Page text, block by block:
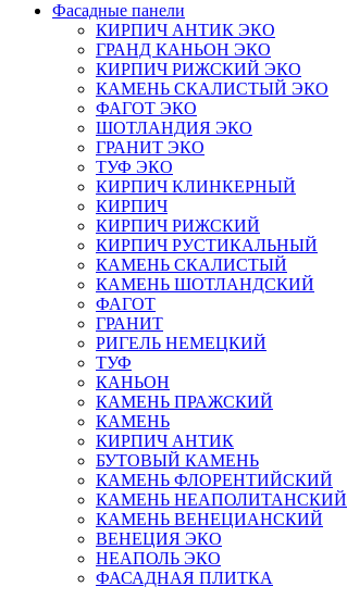
Фасадные панели
КИРПИЧ АНТИК ЭКО
ГРАНД КАНЬОН ЭКО
КИРПИЧ РИЖСКИЙ ЭКО
КАМЕНЬ СКАЛИСТЫЙ ЭКО
ФАГОТ ЭКО
ШОТЛАНДИЯ ЭКО
ГРАНИТ ЭКО
ТУФ ЭКО
КИРПИЧ КЛИНКЕРНЫЙ
КИРПИЧ
КИРПИЧ РИЖСКИЙ
КИРПИЧ РУСТИКАЛЬНЫЙ
КАМЕНЬ СКАЛИСТЫЙ
КАМЕНЬ ШОТЛАНДСКИЙ
ФАГОТ
ГРАНИТ
РИГЕЛЬ НЕМЕЦКИЙ
ТУФ
КАНЬОН
КАМЕНЬ ПРАЖСКИЙ
КАМЕНЬ
КИРПИЧ АНТИК
БУТОВЫЙ КАМЕНЬ
КАМЕНЬ ФЛОРЕНТИЙСКИЙ
КАМЕНЬ НЕАПОЛИТАНСКИЙ
КАМЕНЬ ВЕНЕЦИАНСКИЙ
ВЕНЕЦИЯ ЭКО
НЕАПОЛЬ ЭКО
ФАСАДНАЯ ПЛИТКА